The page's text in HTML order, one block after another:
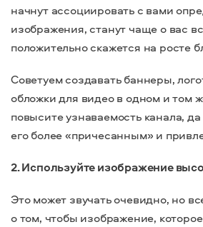
начнут ассоциировать с вами
изображения, станут чаще о вас
положительно скажется на росте
Советуем создавать баннеры,
обложки для видео в одном и том
повысите узнаваемость канала,
его более «причесанным» и
2. Используйте изображение
Это может звучать очевидно, но
о том, чтобы изображение,